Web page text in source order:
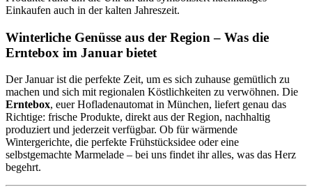
Winterliche Genüsse aus der Region – Was die
Erntebox im Januar bietet
Der Januar ist die perfekte Zeit, um es sich zuhause gemütlich zu
machen und sich mit regionalen Köstlichkeiten zu verwöhnen. Die
Erntebox, euer Hofladenautomat in München, liefert genau das
Richtige: frische Produkte, direkt aus der Region, nachhaltig
produziert und jederzeit verfügbar. Ob für wärmende
Wintergerichte, die perfekte Frühstücksidee oder eine
selbstgemachte Marmelade – bei uns findet ihr alles, was das Herz
begehrt.